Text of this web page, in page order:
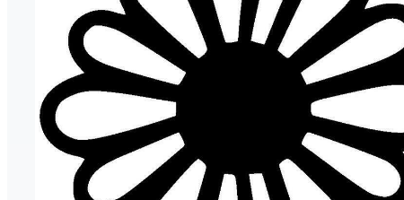
Vidéos
Motion graphics
Images Éditoriales
Événements Éditoriaux